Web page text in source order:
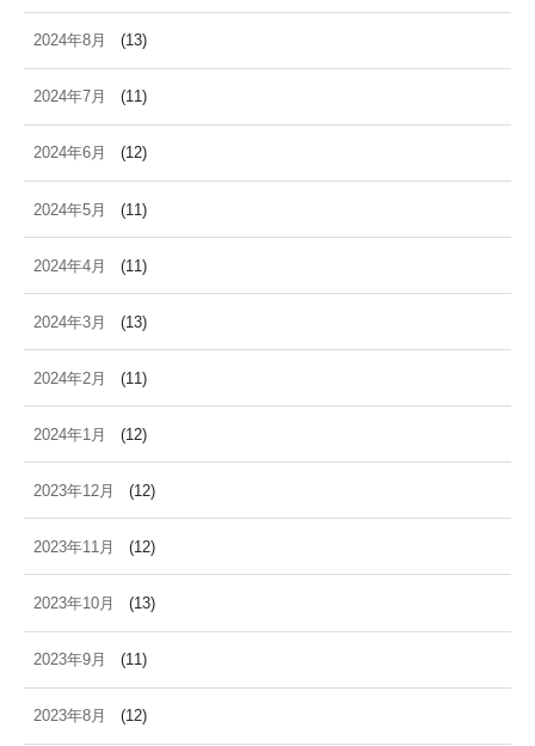
2024年8月 (13)
2024年7月 (11)
2024年6月 (12)
2024年5月 (11)
2024年4月 (11)
2024年3月 (13)
2024年2月 (11)
2024年1月 (12)
2023年12月 (12)
2023年11月 (12)
2023年10月 (13)
2023年9月 (11)
2023年8月 (12)